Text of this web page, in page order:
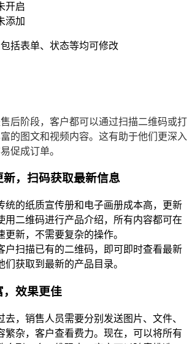
开启
添加
括表单、状态等均可修改
后阶段，客户都可以通过扫描二维码或打
的图文和视频内容。这有助于他们更深入
促成订单。
，扫码获取最新信息
统的纸质宣传册和电子画册成本高，更新
用二维码进行产品介绍，所有内容都可在
更新，不需要复杂的操作。
户扫描已有的二维码，即可即时查看最新
们获取到最新的产品目录。
，效果更佳
去，销售人员需要分别发送图片、文件、
繁杂，客户查看费力。现在，可以将所有